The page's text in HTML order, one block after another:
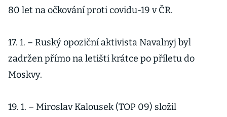
80 let na očkování proti covidu-19 v ČR.
17. 1. – Ruský opoziční aktivista Navalnyj byl
zadržen přímo na letišti krátce po příletu do
Moskvy.
19. 1. – Miroslav Kalousek (TOP 09) složil